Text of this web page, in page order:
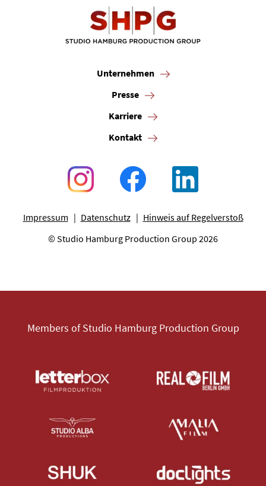
Unternehmen
Presse
Karriere
Kontakt
Impressum Datenschutz
Hinweis auf Regelverstoß
© Studio Hamburg Production Group 2026
Members of Studio Hamburg Production Group